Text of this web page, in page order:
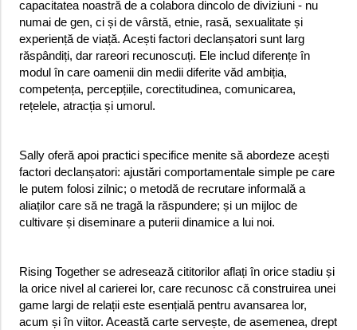
capacitatea noastră de a colabora dincolo de diviziuni - nu
numai de gen, ci și de vârstă, etnie, rasă, sexualitate și
experiență de viață. Acești factori declanșatori sunt larg
răspândiți, dar rareori recunoscuți. Ele includ diferențe în
modul în care oamenii din medii diferite văd ambiția,
competența, percepțiile, corectitudinea, comunicarea,
rețelele, atracția și umorul.
Sally oferă apoi practici specifice menite să abordeze acești
factori declanșatori: ajustări comportamentale simple pe care
le putem folosi zilnic; o metodă de recrutare informală a
aliaților care să ne tragă la răspundere; și un mijloc de
cultivare și diseminare a puterii dinamice a lui noi.
Rising Together se adresează cititorilor aflați în orice stadiu și
la orice nivel al carierei lor, care recunosc că construirea unei
game largi de relații este esențială pentru avansarea lor,
acum și în viitor. Această carte servește, de asemenea, drept